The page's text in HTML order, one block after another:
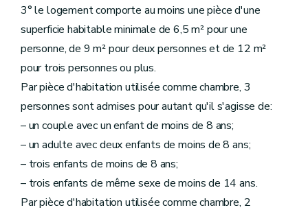
3° le logement comporte au moins une pièce d'une
superficie habitable minimale de 6,5 m² pour une
personne, de 9 m² pour deux personnes et de 12 m²
pour trois personnes ou plus.
Par pièce d'habitation utilisée comme chambre, 3
personnes sont admises pour autant qu'il s'agisse de:
– un couple avec un enfant de moins de 8 ans;
– un adulte avec deux enfants de moins de 8 ans;
– trois enfants de moins de 8 ans;
– trois enfants de même sexe de moins de 14 ans.
Par pièce d'habitation utilisée comme chambre, 2